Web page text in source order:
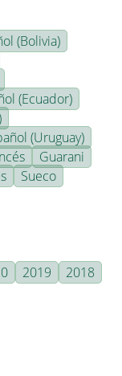
(Bolivia)
(Ecuador)
(Uruguay)
Guarani
Sueco
2019
2018